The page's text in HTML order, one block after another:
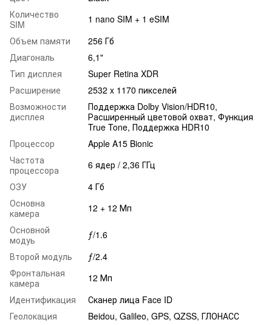
Количество
SIM
1 nano SIM + 1 eSIM
Объем памяти
256 Гб
Диагональ
6,1"
Тип дисплея
Super Retina XDR
Расширение
2532 x 1170 пикселей
Возможности
дисплея
Поддержка Dolby Vision/HDR10,
Расширенный цветовой охват, Функция
True Tone, Поддержка HDR10
Процессор
Apple A15 Bionic
Частота
процессора
6 ядер / 2,36 ГГц
ОЗУ
4 Гб
Основна
камера
12 + 12 Мп
Основной
модуь
ƒ/1.6
Второй модуль
ƒ/2.4
Фронтальная
камера
12 Мп
Идентификация
Сканер лица Face ID
Геолокация
Beidou, Galileo, GPS, QZSS, ГЛОНАСС